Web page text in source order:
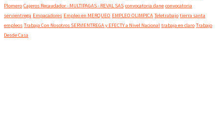
Plomero Cajeros Recaudador - MULTIPAGAS - REVAL SAS convocatoria dane convocatoria
servientrega Empacadores Empleo en MERQUEO EMPLEO OLIMPICA Teletrabajo tierra santa
empleos Trabaja Con Nosotros SERVIENTREGA y EFECTY a Nivel Nacional trabaja en claro Trabajo
Desde Casa